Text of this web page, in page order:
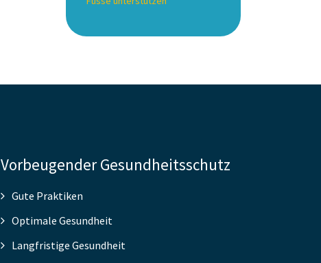
Vorbeugender Gesundheitsschutz
Gute Praktiken
Optimale Gesundheit
Langfristige Gesundheit